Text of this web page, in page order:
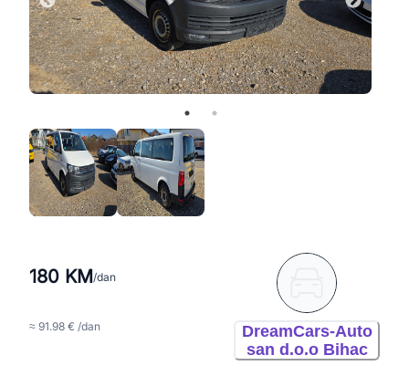
180 KM/dan
≈ 91.98 € /dan
DreamCars-Auto
san d.o.o Bihac